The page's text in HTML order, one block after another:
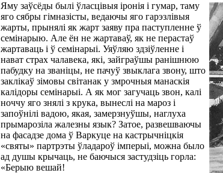
Яму заўсёды былі ўласцівыя іронія і гумар, таму
яго сябры гімназісты, ведаючы яго гарэзлівыя
жарты, прынялі як жарт заяву пра паступленне ў
семінарыю. Але ён не жартаваў, як не перастаў
жартаваць і ў семінарыі. Уяўляю здзіўленне і
нават страх чалавека, які, зайграўшы ранішнюю
пабудку на званіцы, не пачуў звыклага звону, што
заклікаў зімовы світанак у змрочныя манаскія
калідоры семінарыі. А як мог загучаць звон, калі
ноччу яго знялі з крука, вынеслі на мароз і
запоўнілі вадою, якая, замерзнуўшы, наглуха
прымарозіла жалезны язык? Затое, развешваючы
на фасадзе дома ў Варкуце на кастрычніцкія
«святы» партрэты ўладароў імперыі, можна было
ад душы крычаць, не баючыся застудзіць горла:
«Берыю вешай!